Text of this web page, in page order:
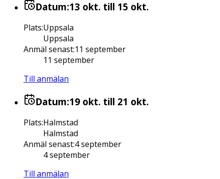
Datum:13 okt. till 15 okt.
Plats:Uppsala
Uppsala
Anmäl senast:11 september
11 september
Till anmälan
Datum:19 okt. till 21 okt.
Plats:Halmstad
Halmstad
Anmäl senast:4 september
4 september
Till anmälan